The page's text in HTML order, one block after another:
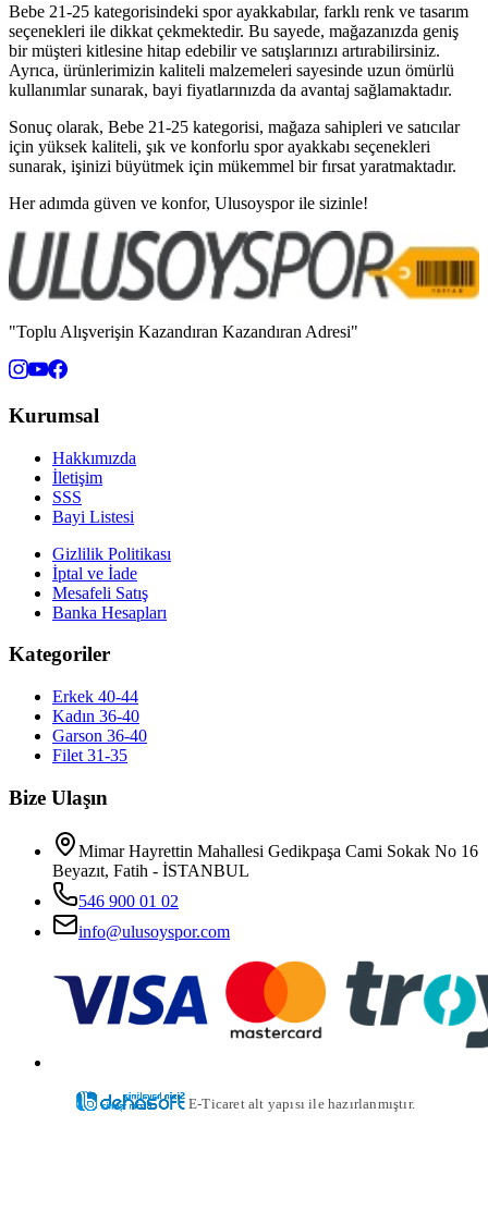
Bebe 21-25 kategorisindeki spor ayakkabılar, farklı renk ve tasarım
seçenekleri ile dikkat çekmektedir. Bu sayede, mağazanızda geniş
bir müşteri kitlesine hitap edebilir ve satışlarınızı artırabilirsiniz.
Ayrıca, ürünlerimizin kaliteli malzemeleri sayesinde uzun ömürlü
kullanımlar sunarak, bayi fiyatlarınızda da avantaj sağlamaktadır.
Sonuç olarak, Bebe 21-25 kategorisi, mağaza sahipleri ve satıcılar
için yüksek kaliteli, şık ve konforlu spor ayakkabı seçenekleri
sunarak, işinizi büyütmek için mükemmel bir fırsat yaratmaktadır.
Her adımda güven ve konfor, Ulusoyspor ile sizinle!
"Toplu Alışverişin Kazandıran Kazandıran Adresi"
Kurumsal
Hakkımızda
İletişim
SSS
Bayi Listesi
Gizlilik Politikası
İptal ve İade
Mesafeli Satış
Banka Hesapları
Kategoriler
Erkek 40-44
Kadın 36-40
Garson 36-40
Filet 31-35
Bize Ulaşın
Mimar Hayrettin Mahallesi Gedikpaşa Cami Sokak No 16
Beyazıt, Fatih - İSTANBUL
546 900 01 02
info@ulusoyspor.com
E-Ticaret alt yapısı ile hazırlanmıştır.